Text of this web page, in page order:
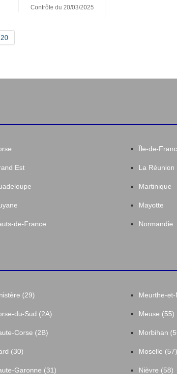
Contrôle du 20/03/2025
20
Est
de-France
Île-de-
La Réunion
Martinique
Mayotte
Normandie
(29)
du-Sud (2A)
Corse (2B)
(30)
Garonne (31)
Meurthe-
Meuse (55)
Morbihan
Moselle (57)
Nièvre (58)